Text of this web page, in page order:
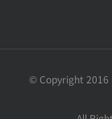
© Copyright